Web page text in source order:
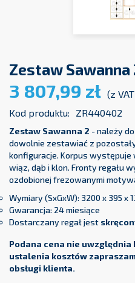
Zestaw Sawanna
3 807,99 zł (z
Kod produktu:
ZR440402
Zestaw Sawanna 2 - należy
dowolnie zestawiać z
konfiguracje. Korpus występuje
wiąz, dąb i klon. Fronty regału
ozdobionej frezowanymi
Wymiary (SxGxW): 3200 x 395 x
Gwarancja: 24 miesiące
Dostarczany regał jest
Podana cena nie
ustalenia kosztów
obsługi klienta.